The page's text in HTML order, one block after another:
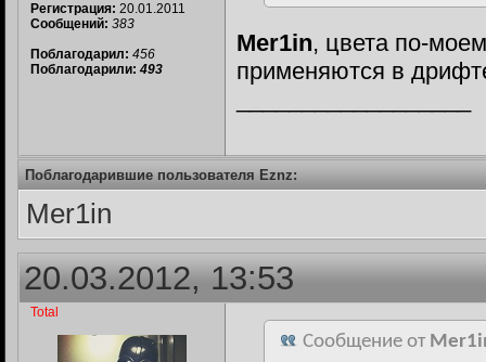
Регистрация: 20.01.2011
Сообщений: 383
Поблагодарил: 456
Поблагодарили: 493
Mer1in, цвета по-
применяются в
Поблагодарившие пользователя Eznz:
Mer1in
20.03.2012, 13:53
Total
Сообщение от